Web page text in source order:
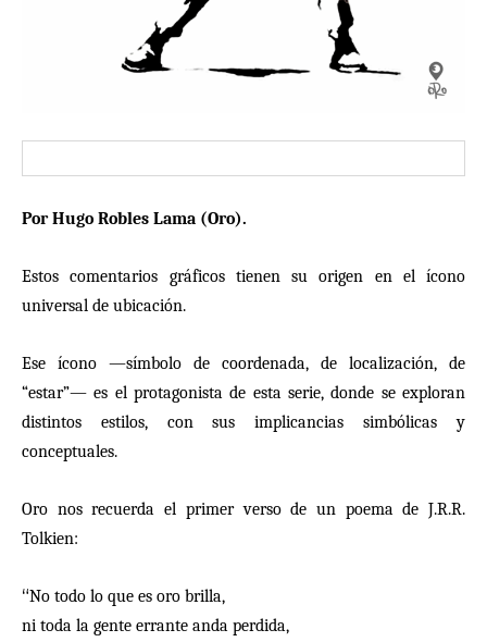
Por Hugo Robles Lama (Oro).
Estos comentarios gráficos tienen su origen en el ícono
universal de ubicación.
Ese ícono —símbolo de coordenada, de localización, de
“estar”—es el protagonista de esta serie, donde se exploran
distintos estilos, con sus implicancias simbólicas y
conceptuales.
Oro nos recuerda el primer verso de un poema de J.R.R.
Tolkien:
“No todo lo que es oro brilla,
ni toda la gente errante anda perdida,